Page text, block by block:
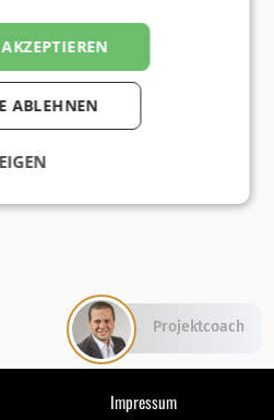
Impressum
ABLEHNEN
Projektcoach